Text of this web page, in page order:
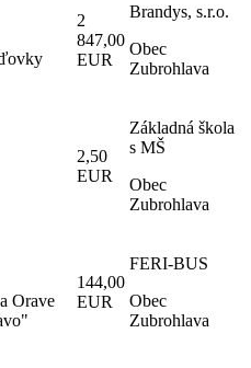
2
847,00
EUR
Brandys, s.r.o.
Obec
Zubrohlava
2,50
EUR
Základná škola
s MŠ
Obec
Zubrohlava
Orave
144,00
EUR
FERI-BUS
Obec
Zubrohlava